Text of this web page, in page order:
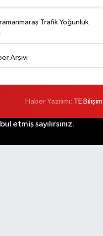
Trafik Yoğunluk
Arşivi
Haber Yazılımı: TE Bilişim
etmiş sayılırsınız.